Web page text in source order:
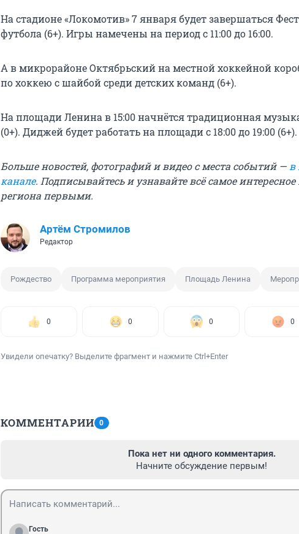
На стадионе «Локомотив» 7 января будет завершаться
футбола (6+). Игры намечены на период с 11:00 до 16:00.
А в микрорайоне Октябрьский на местной хоккейной
по хоккею с шайбой среди детских команд (6+).
На площади Ленина в 15:00 начнётся традиционная
(0+). Диджей будет работать на площади с 18:00 до 19:00 (6+).
Больше новостей, фотографий и видео с места событий — в
канале. Подписывайтесь и узнавайте всё самое
региона первыми.
Артём Стромилов
Редактор
Рождество Программа мероприятия Площадь Ленина
0 0 0 0
Увидели опечатку? Выделите фрагмент и нажмите Ctrl+Enter
КОММЕНТАРИИ 0
Пока нет ни одного комментария.
Начните обсуждение первым!
Гость